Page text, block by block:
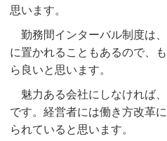
思います。
勤務間インターバル制度は
に置かれることもあるので、
ら良いと思います。
魅力ある会社にしなければ
です。経営者には働き方改革
られていると思います。